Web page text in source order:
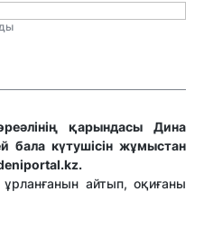
қарындасы Дина
бала күтушісін жұмыстан
айтып, оқиғаны